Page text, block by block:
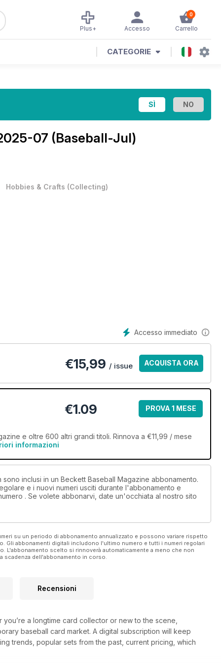
0
Carrello
Accesso
Plus+
CATEGORIE
07 (Baseball-Jul)
Hobbies & Crafts (Collecting)
Accesso immediato
€15,99 / issue ACQUISTA ORA
€1.09 PROVA 1 MESE
e oltre 600 altri grandi titoli. Rinnova a €11,99 / mese
informazioni
inclusi in un Beckett Baseball Magazine abbonamento.
e i nuovi numeri usciti durante l'abbonamento e
. Se volete abbonarvi, date un'occhiata al nostro sito
su un periodo di abbonamento annualizzato e possono variare rispetto
abbonamenti digitali includono l'ultimo numero e tutti i numeri regolari
L'abbonamento scelto si rinnoverà automaticamente a meno che non
scadenza dell'abbonamento in corso.
Recensioni
a longtime card collector or new to the scene,
baseball card market. A digital subscription will keep
trends, popular sets from the past, current pricing, which